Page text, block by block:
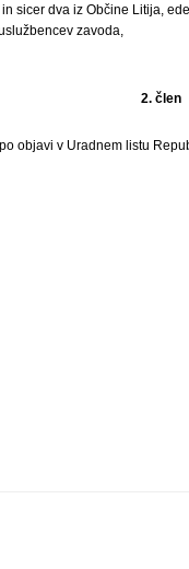
sicer dva iz Občine Litija,
zavoda,
2. člen
objavi v Uradnem listu